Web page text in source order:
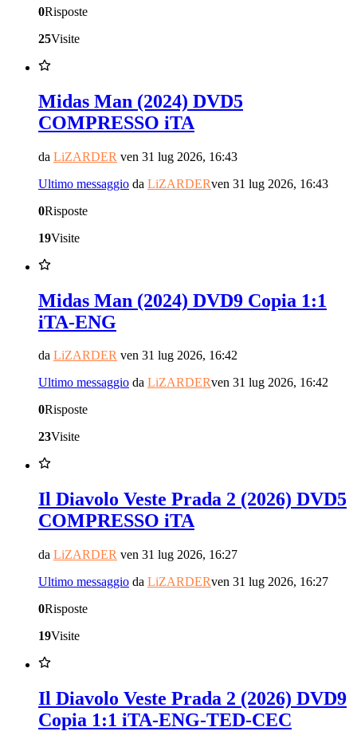
0Risposte
25Visite
Midas Man (2024) DVD5
COMPRESSO iTA
da LiZARDER ven 31 lug 2026, 16:43
Ultimo messaggio da LiZARDERven 31 lug 2026, 16:43
0Risposte
19Visite
Midas Man (2024) DVD9 Copia 1:1
iTA-ENG
da LiZARDER ven 31 lug 2026, 16:42
Ultimo messaggio da LiZARDERven 31 lug 2026, 16:42
0Risposte
23Visite
Il Diavolo Veste Prada 2 (2026) DVD5
COMPRESSO iTA
da LiZARDER ven 31 lug 2026, 16:27
Ultimo messaggio da LiZARDERven 31 lug 2026, 16:27
0Risposte
19Visite
Il Diavolo Veste Prada 2 (2026) DVD9
Copia 1:1 iTA-ENG-TED-CEC